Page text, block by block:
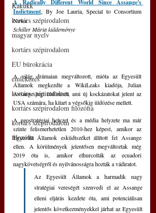
Kakukk
kortárs szépirodalom
magyar nyelv
kortárs szépirodalom
EU bürokrácia
emlékezés
kortárs szépirodalom
kortárs szépirodalom filozófia
kortárs szépirodalom
filozófia
A Radically Different World Since Assange's
Indictment, By Joe Lauria, Special to Consortium
News
Schiller Mária küldeménye
A világ drámaian megváltozott, mióta az Egyesült
Államok megkezdte a WikiLeaks kiadója, Julian
Assange jogi üldözését, ami új kockázatokat jelent az
USA számára, ha kitart a végsőkig üldözése mellett.
A geostratégiai helyzet és a média helyzete ma már
szinte felismerhetetlen 2010-hez képest, amikor az
Egyesült Államok esküdtszéket állított fel Assange
ellen. A körülmények jelentősen megváltoztak még
2019 óta is, amikor elhurcolták az ecuadori
nagykövetségről és nyilvánosságra hozták a vádiratot.
Az Egyesült Államok a harmadik nagy
stratégiai vereségét szenvedi el az Assange
elleni eljárás kezdete óta, ami potenciálisan
jelentős következményekkel járhat az Egyesült